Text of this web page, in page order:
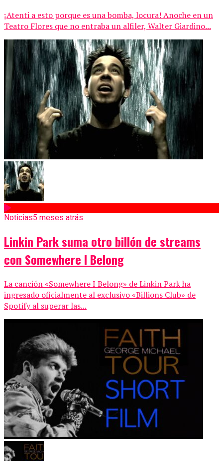
¡Atenti a esto porque es una bomba, locura! Anoche en un
Teatro Flores que no entraba un alfiler, Walter Giardino...
Noticias5 meses atrás
Linkin Park suma otro billón de streams
con Somewhere I Belong
La canción «Somewhere I Belong» de Linkin Park ha
ingresado oficialmente al exclusivo «Billions Club» de
Spotify al superar las...